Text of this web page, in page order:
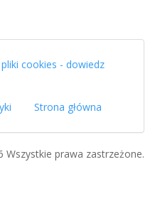
cookies - dowiedz
Strona główna
Wszystkie prawa zastrzeżone.